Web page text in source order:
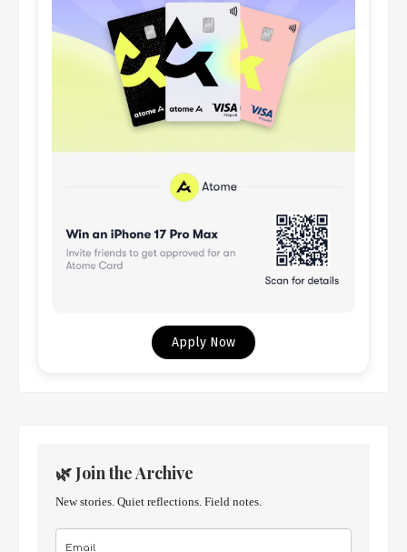
Apply Now
🌿 Join the Archive
New stories. Quiet reflections. Field notes.